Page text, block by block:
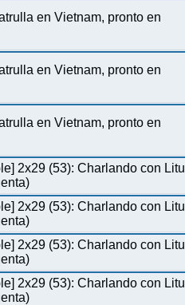
en Vietnam, pronto en
en Vietnam, pronto en
en Vietnam, pronto en
2x29 (53): Charlando con
2x29 (53): Charlando con
2x29 (53): Charlando con
2x29 (53): Charlando con